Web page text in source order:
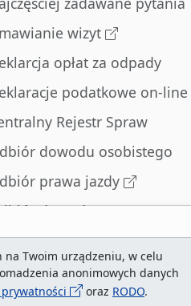
na Twoim urządzeniu, w celu
anonimowych danych
oraz RODO.
wizyt
opłat za odpady
podatkowe on-line
Rejestr Spraw
dowodu osobistego
prawa jazdy
dowodu
dowody